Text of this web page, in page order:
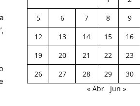
5
6 7 8 9
12
13 14 15 16
19
20 21 22 23
26
27 28 29 30
« Abr
Jun »